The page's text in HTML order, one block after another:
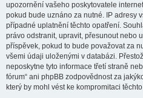
upozornění vašeho poskytovatele
pokud bude uznáno za nutné. IP adresy
případné uplatnění těchto opatření.
právo odstranit, upravit, přesunout nebo
příspěvek, pokud to bude považovat za
všemi údaji uloženými v databázi.
neposkytne tyto informace třetí straně
fórum“ ani phpBB zodpovědnost za
který by mohl vést ke kompromitaci